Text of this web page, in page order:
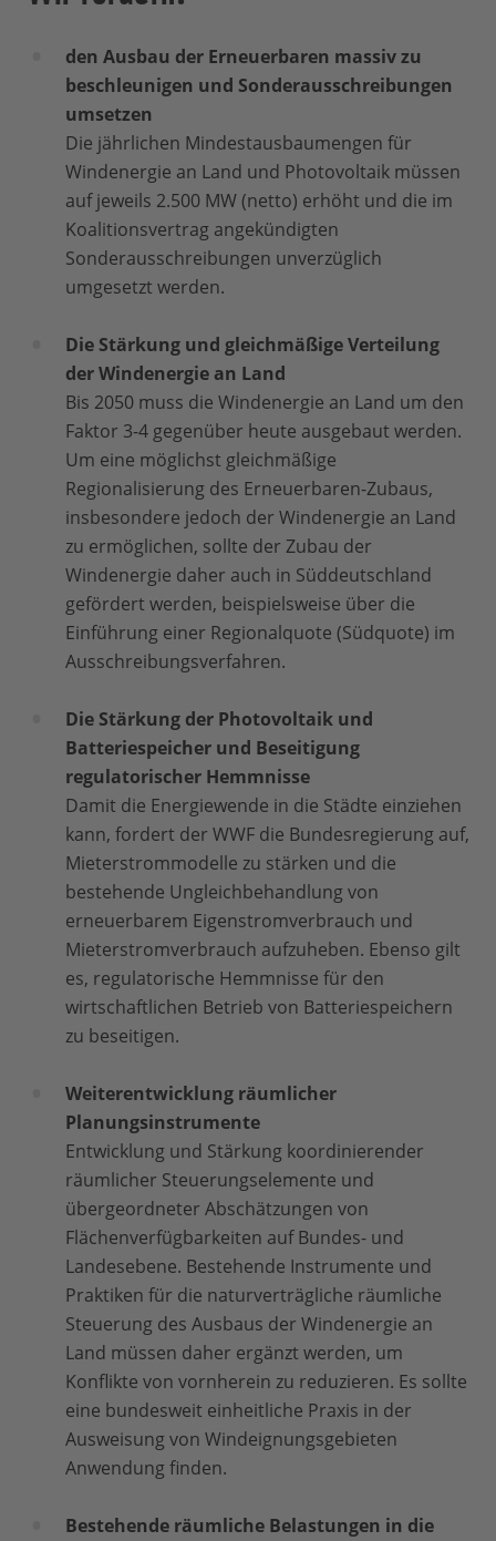
den Ausbau der Erneuerbaren massiv zu
beschleunigen und Sonderausschreibungen
umsetzen
Die jährlichen Mindestausbaumengen für
Windenergie an Land und Photovoltaik müssen
auf jeweils 2.500 MW (netto) erhöht und die im
Koalitionsvertrag angekündigten
Sonderausschreibungen unverzüglich
umgesetzt werden.
Die Stärkung und gleichmäßige Verteilung
der Windenergie an Land
Bis 2050 muss die Windenergie an Land um den
Faktor 3-4 gegenüber heute ausgebaut werden.
Um eine möglichst gleichmäßige
Regionalisierung des Erneuerbaren-Zubaus,
insbesondere jedoch der Windenergie an Land
zu ermöglichen, sollte der Zubau der
Windenergie daher auch in Süddeutschland
gefördert werden, beispielsweise über die
Einführung einer Regionalquote (Südquote) im
Ausschreibungsverfahren.
Die Stärkung der Photovoltaik und
Batteriespeicher und Beseitigung
regulatorischer Hemmnisse
Damit die Energiewende in die Städte einziehen
kann, fordert der WWF die Bundesregierung auf,
Mieterstrommodelle zu stärken und die
bestehende Ungleichbehandlung von
erneuerbarem Eigenstromverbrauch und
Mieterstromverbrauch aufzuheben. Ebenso gilt
es, regulatorische Hemmnisse für den
wirtschaftlichen Betrieb von Batteriespeichern
zu beseitigen.
Weiterentwicklung räumlicher
Planungsinstrumente
Entwicklung und Stärkung koordinierender
räumlicher Steuerungselemente und
übergeordneter Abschätzungen von
Flächenverfügbarkeiten auf Bundes- und
Landesebene. Bestehende Instrumente und
Praktiken für die naturverträgliche räumliche
Steuerung des Ausbaus der Windenergie an
Land müssen daher ergänzt werden, um
Konflikte von vornherein zu reduzieren. Es sollte
eine bundesweit einheitliche Praxis in der
Ausweisung von Windeignungsgebieten
Anwendung finden.
Bestehende räumliche Belastungen in die